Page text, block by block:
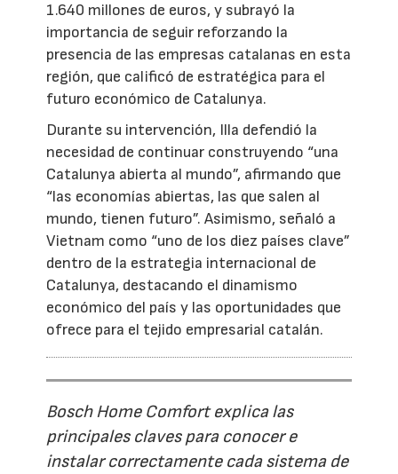
1.640 millones de euros, y subrayó la
importancia de seguir reforzando la
presencia de las empresas catalanas en esta
región, que calificó de estratégica para el
futuro económico de Catalunya.
Durante su intervención, Illa defendió la
necesidad de continuar construyendo “una
Catalunya abierta al mundo”, afirmando que
“las economías abiertas, las que salen al
mundo, tienen futuro”. Asimismo, señaló a
Vietnam como “uno de los diez países clave”
dentro de la estrategia internacional de
Catalunya, destacando el dinamismo
económico del país y las oportunidades que
ofrece para el tejido empresarial catalán.
Bosch Home Comfort explica las
principales claves para conocer e
instalar correctamente cada sistema de